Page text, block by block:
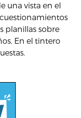
una vista en el
planillas sobre
En el tintero